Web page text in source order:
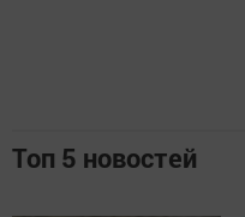
Топ 5 новостей